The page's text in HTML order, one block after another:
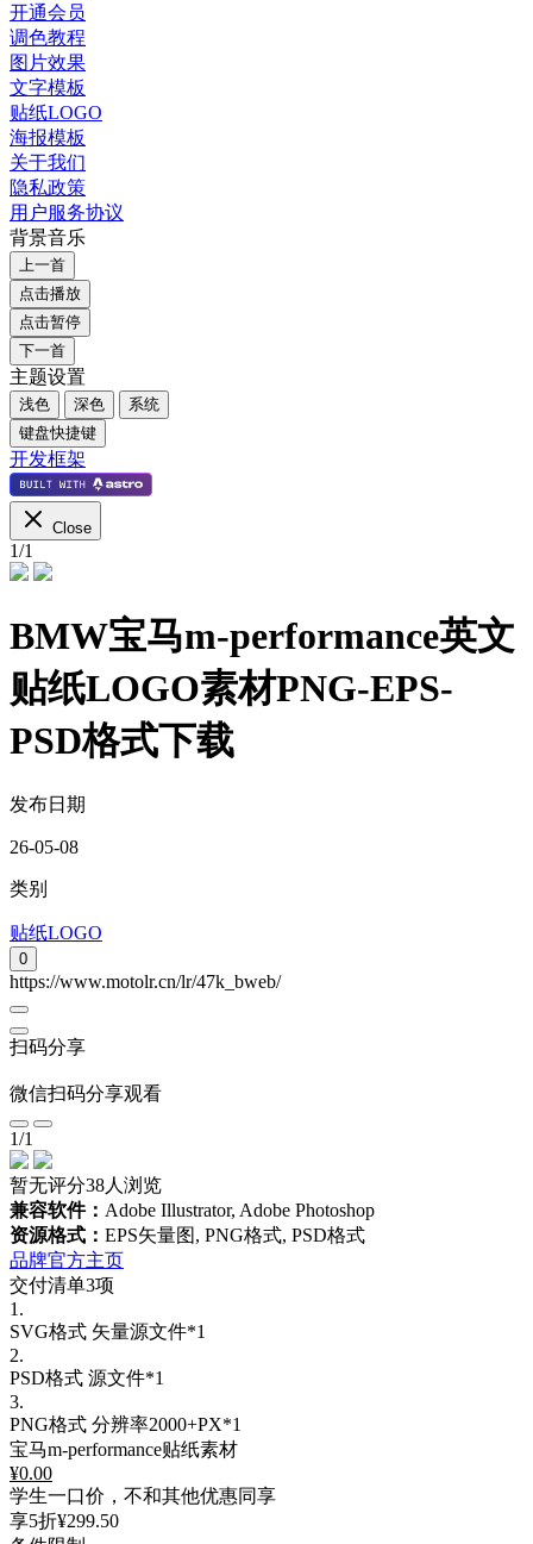
开通会员
调色教程
图片效果
文字模板
贴纸LOGO
海报模板
关于我们
隐私政策
用户服务协议
背景音乐
上一首
点击播放
点击暂停
下一首
主题设置
浅色 深色
系统
键盘快捷键
开发框架
Close
1/1
BMW宝马m-performance英文
贴纸LOGO素材PNG-EPS-
PSD格式下载
发布日期
26-05-08
类别
贴纸LOGO
0
https://www.motolr.cn/lr/47k_bweb/
扫码分享
微信扫码分享观看
1/1
暂无评分38人浏览
兼容软件： Adobe Illustrator, Adobe Photoshop
资源格式： EPS矢量图, PNG格式, PSD格式
品牌官方主页
交付清单3项
1.
SVG格式 矢量源文件*1
2.
PSD格式 源文件*1
3.
PNG格式 分辨率2000+PX*1
宝马m-performance贴纸素材
¥0.00
学生一口价，不和其他优惠同享
享5折¥299.50